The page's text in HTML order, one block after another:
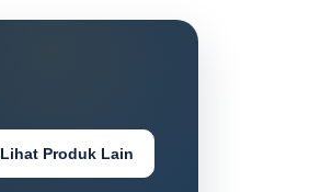
Lihat Produk Lain